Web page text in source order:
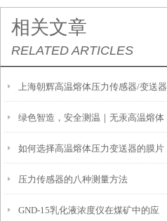
相关文章
RELATED ARTICLES
上海朝辉高温熔体压力传感器/变送器
安装前注意事项
绿色智造，安全测温｜无汞高温熔体
压力变送器，重塑高温测量新标杆
如何选择高温熔体压力变送器的膜片
压力传感器的八种测量方法
GND-15乳化液浓度仪在煤矿中的应